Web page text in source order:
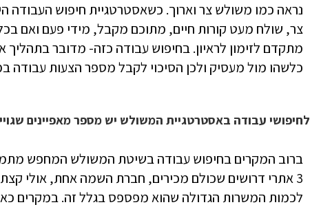
נראה כמו משולש צר וארוך. כשאסטרטגיית חיפוש
צר, שולח מעט קורות חיים, מתוכם מקבל, מידי פעם ואם
מתקדם לזימון לראיון. בחיפוש עבודה כזה- מדובר
כלשהו מול מעסיק ולכן הסיכוי לקבל מספר הצעות עבודה
לחיפושי עבודה באסטרטגיית המשולש יש מספר מאפיינים
3 אתרי דרושים שכולם מכירים, חברת השמה אחת, אולי קצת
לכמות המשרות הגדולה שהוא מפספס בגלל זה. במקרים